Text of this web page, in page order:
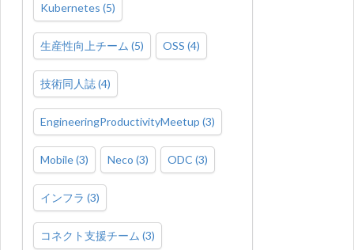
Kubernetes (5)
生産性向上チーム (5) OSS (4)
技術同人誌(4)
EngineeringProductivityMeetup (3)
Mobile(3) Neco (3) ODC (3)
インフラ (3)
コネクト支援チーム (3)